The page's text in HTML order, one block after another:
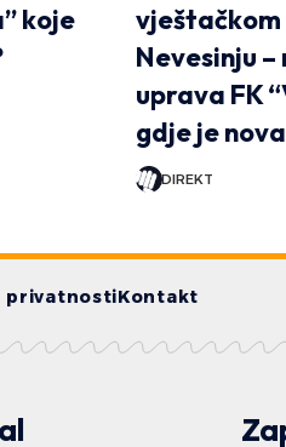
koje
Nevesinju –
uprava FK
gdje je
DIREKT
privatnostiKontakt